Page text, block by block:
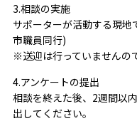
3.相談の実施
サポーターが活動する現地
市職員同行)
※送迎は行っていませんの
4.アンケートの提出
相談を終えた後、2週間以
出してください。